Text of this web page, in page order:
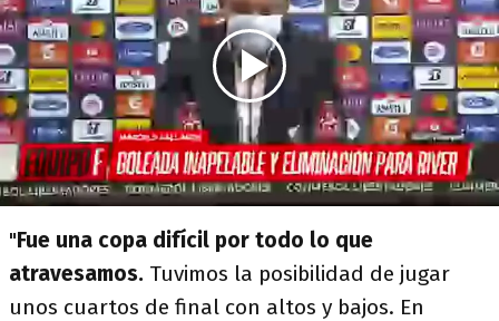
"Fue una copa difícil por todo lo que
atravesamos. Tuvimos la posibilidad de jugar
unos cuartos de final con altos y bajos. En